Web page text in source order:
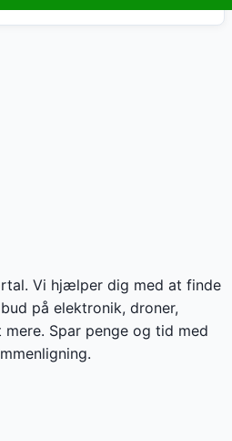
Vi hjælper dig med at finde
på elektronik, droner,
Spar penge og tid med